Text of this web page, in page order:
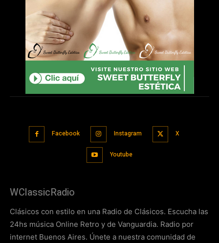
Facebook Instagram X
Youtube
WClassicRadio
Clásicos con estilo en una Radio de Clásicos. Escucha las
24hs música Online Retro y de Vanguardia. Radio por
internet Buenos Aires. Únete a nuestra comunidad de